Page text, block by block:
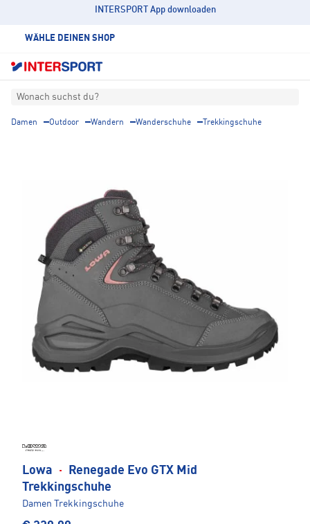
INTERSPORT App downloaden
WÄHLE DEINEN SHOP
Wonach suchst du?
Damen Outdoor Wandern Wanderschuhe Trekkingschuhe
Lowa ·
Renegade Evo GTX Mid
Trekkingschuhe
Damen Trekkingschuhe